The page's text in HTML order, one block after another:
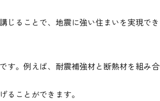
じることで、地震に強い住まいを実現でき
す。例えば、耐震補強材と断熱材を組み合
ことができます。